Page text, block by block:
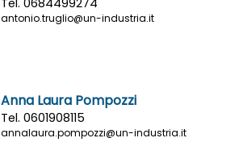
antonio.truglio@un-industria.it
Anna Laura Pompozzi
Tel. 0601908115
annalaura.pompozzi@un-industria.it